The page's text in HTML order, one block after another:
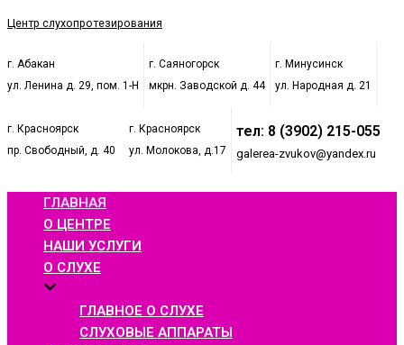
Центр слухопротезирования
г. Абакан
ул. Ленина д. 29, пом. 1-Н
г. Саяногорск
мкрн. Заводской д. 44
г. Минусинск
ул. Народная д. 21
г. Красноярск
пр. Свободный, д. 40
г. Красноярск
ул. Молокова, д.17
тел: 8 (3902) 215-055
galerea-zvukov@yandex.ru
ГЛАВНАЯ
О ЦЕНТРЕ
НАШИ УСЛУГИ
О СЛУХЕ
ГЛАВНОЕ О СЛУХЕ
СЛУХОВЫЕ АППАРАТЫ